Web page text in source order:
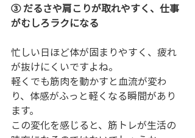
③ だるさや肩こりが取れやすく、仕事
がむしろラクになる
忙しい日ほど体が固まりやすく、疲れ
が抜けにくいですよね。
軽くでも筋肉を動かすと血流が変わ
り、体感がふっと軽くなる瞬間があり
ます。
この変化を感じると、筋トレが生活の